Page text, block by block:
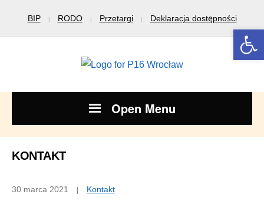
BIP RODO Przetargi Deklaracja dostępności
Open Menu
KONTAKT
30 marca 2021 Kontakt